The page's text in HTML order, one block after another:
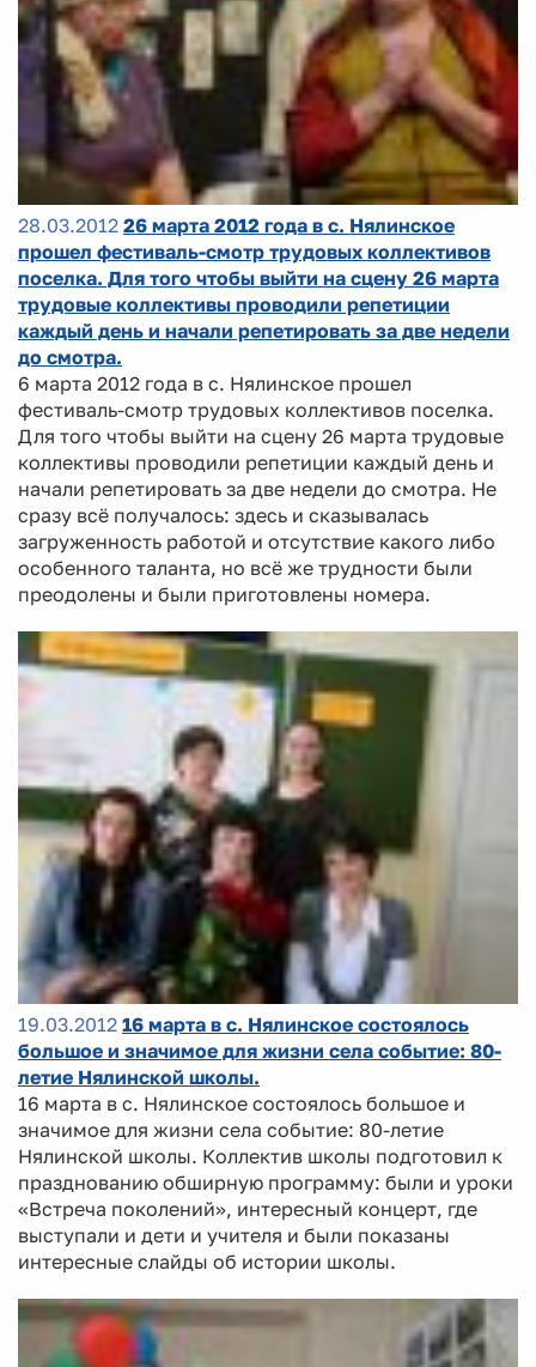
28.03.2012 26 марта 2012 года в с. Нялинское
прошел фестиваль-смотр трудовых коллективов
поселка. Для того чтобы выйти на сцену 26 марта
трудовые коллективы проводили репетиции
каждый день и начали репетировать за две недели
до смотра.
6 марта 2012 года в с. Нялинское прошел
фестиваль-смотр трудовых коллективов поселка.
Для того чтобы выйти на сцену 26 марта трудовые
коллективы проводили репетиции каждый день и
начали репетировать за две недели до смотра. Не
сразу всё получалось: здесь и сказывалась
загруженность работой и отсутствие какого либо
особенного таланта, но всё же трудности были
преодолены и были приготовлены номера.
19.03.2012 16 марта в с. Нялинское состоялось
большое и значимое для жизни села событие: 80-
летие Нялинской школы.
16 марта в с. Нялинское состоялось большое и
значимое для жизни села событие: 80-летие
Нялинской школы. Коллектив школы подготовил к
празднованию обширную программу: были и уроки
«Встреча поколений», интересный концерт, где
выступали и дети и учителя и были показаны
интересные слайды об истории школы.